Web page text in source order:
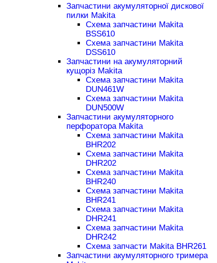
Запчастини акумуляторної дискової
пилки Makita
Схема запчастини Makita
BSS610
Схема запчастини Makita
DSS610
Запчастини на акумуляторний
кущоріз Makita
Схема запчастини Makita
DUN461W
Схема запчастини Makita
DUN500W
Запчастини акумуляторного
перфоратора Makita
Схема запчастини Makita
BHR202
Схема запчастини Makita
DHR202
Схема запчастини Makita
BHR240
Схема запчастини Makita
BHR241
Схема запчастини Makita
DHR241
Схема запчастини Makita
DHR242
Схема запчасти Makita BHR261
Запчастини акумуляторного тримера